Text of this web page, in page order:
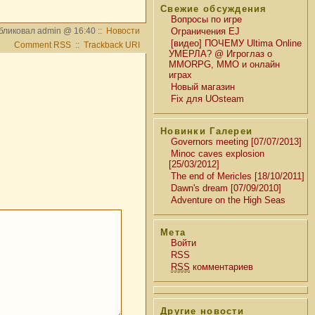
Свежие обсуждения
Вопросы по игре
Ограничения EJ
[видео] ПОЧЕМУ Ultima Online
УМЕРЛА? @ Игроглаз о
MMORPG, MMO и онлайн
играх
Новый магазин
Fix для UOsteam
Новинки Галереи
Governors meeting [07/07/2013]
Minoc caves explosion
[25/03/2012]
The end of Mericles [18/10/2011]
Dawn's dream [07/09/2010]
Adventure on the High Seas
Мета
Войти
RSS
RSS комментариев
Другие новости
admin @ 16:40 :: Новости
Comment RSS :: Trackback URI